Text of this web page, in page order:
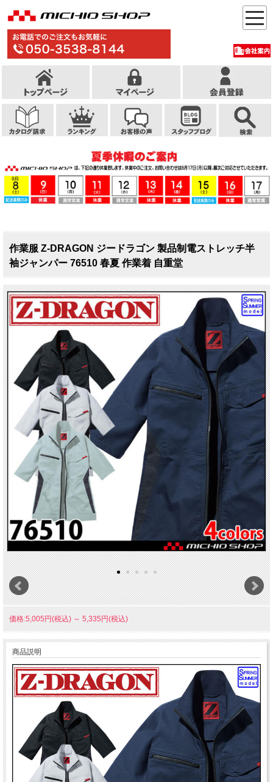
作業服 Z-DRAGON ジードラゴン 製品制電ストレッチ半
袖ジャンパー 76510 春夏 作業着 自重堂
価格:5,005円(税込) ～ 5,335円(税込)
商品説明